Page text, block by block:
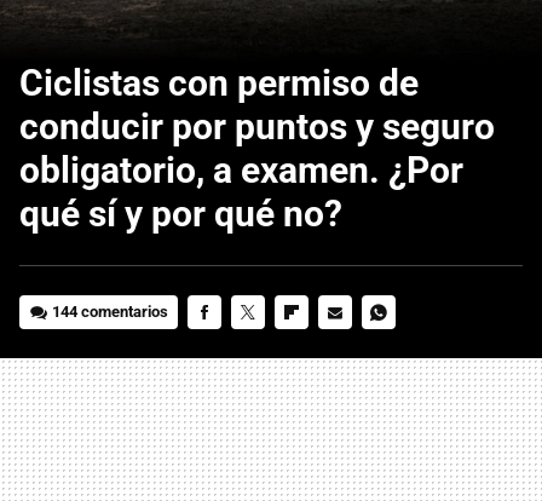
Ciclistas con permiso de
conducir por puntos y seguro
obligatorio, a examen. ¿Por
qué sí y por qué no?
144 comentarios
MAIL